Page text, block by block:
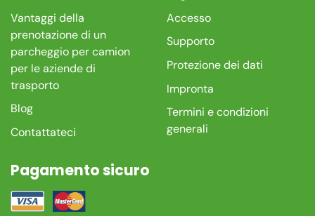
Vantaggi della
prenotazione di un
parcheggio per camion
per le aziende di
trasporto
Blog
Contattateci
Accesso
Supporto
Protezione dei dati
Impronta
Termini e condizioni
generali
Pagamento sicuro